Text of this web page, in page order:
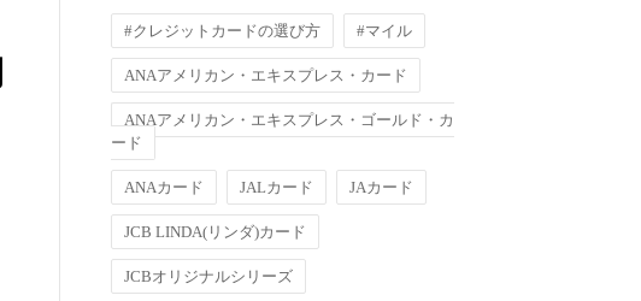
#クレジットカードの選び方 #マイル
ANAアメリカン・エキスプレス・カード
ANAアメリカン・エキスプレス・ゴールド・カ
ード
ANAカード JALカード JAカード
JCB LINDA(リンダ)カード
JCBオリジナルシリーズ